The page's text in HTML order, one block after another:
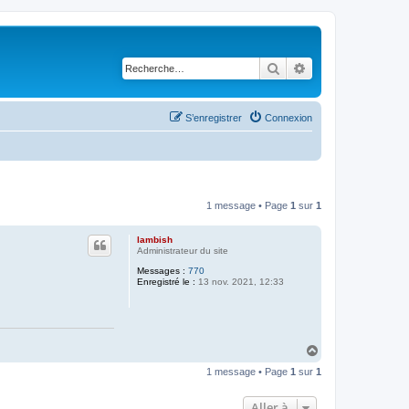
Rechercher
Connexion
S’enregistrer
1 message • Page 1 sur 1
lambish
Administrateur du site
Messages : 770
Enregistré le : 13 nov. 2021, 12:33
u
1 message • Page 1 sur 1